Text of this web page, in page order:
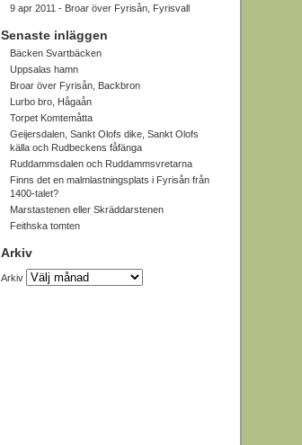
9 apr 2011 - Broar över Fyrisån, Fyrisvall
Senaste inläggen
Bäcken Svartbäcken
Uppsalas hamn
Broar över Fyrisån, Backbron
Lurbo bro, Hågaån
Torpet Komtemåtta
Geijersdalen, Sankt Olofs dike, Sankt Olofs
källa och Rudbeckens fåfänga
Ruddammsdalen och Ruddammsvretarna
Finns det en malmlastningsplats i Fyrisån från
1400-talet?
Marstastenen eller Skräddarstenen
Feithska tomten
Arkiv
Arkiv